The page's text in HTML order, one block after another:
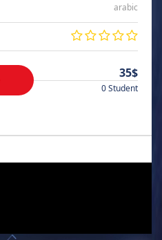
arabic
35$
0 Student